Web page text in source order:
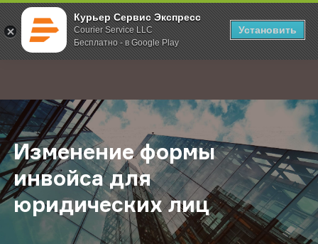
Курьер Сервис Экспресс
Courier Service LLC
Бесплатно - в Google Play
Установить
; Главная О компании Новости Изменение формы инвойса для
Изменение формы
инвойса для
юридических лиц